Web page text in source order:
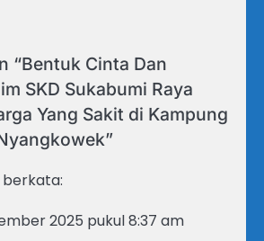
“Bentuk Cinta Dan
SKD Sukabumi Raya
Yang Sakit di Kampung
”
berkata:
2025 pukul 8:37 am